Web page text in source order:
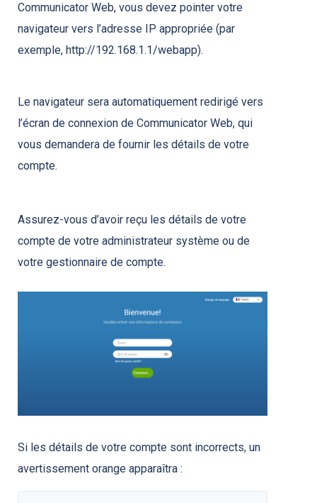
Communicator Web, vous devez pointer votre
navigateur vers l’adresse IP appropriée (par
exemple, http://192.168.1.1/webapp).
Le navigateur sera automatiquement redirigé vers
l’écran de connexion de Communicator Web, qui
vous demandera de fournir les détails de votre
compte.
Assurez-vous d’avoir reçu les détails de votre
compte de votre administrateur système ou de
votre gestionnaire de compte.
Si les détails de votre compte sont incorrects, un
avertissement orange apparaîtra :